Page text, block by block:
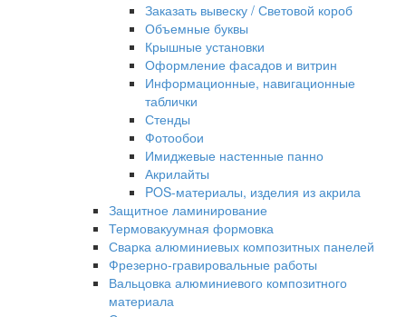
Заказать вывеску / Световой короб
Объемные буквы
Крышные установки
Оформление фасадов и витрин
Информационные, навигационные
таблички
Стенды
Фотообои
Имиджевые настенные панно
Акрилайты
POS-материалы, изделия из акрила
Защитное ламинирование
Термовакуумная формовка
Сварка алюминиевых композитных панелей
Фрезерно-гравировальные работы
Вальцовка алюминиевого композитного
материала